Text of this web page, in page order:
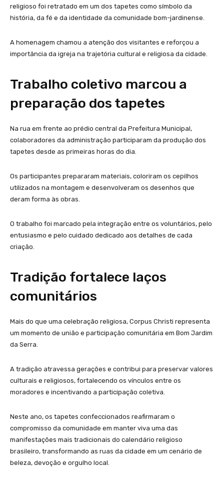
religioso foi retratado em um dos tapetes como símbolo da
história, da fé e da identidade da comunidade bom-jardinense.
A homenagem chamou a atenção dos visitantes e reforçou a
importância da igreja na trajetória cultural e religiosa da cidade.
Trabalho coletivo marcou a
preparação dos tapetes
Na rua em frente ao prédio central da Prefeitura Municipal,
colaboradores da administração participaram da produção dos
tapetes desde as primeiras horas do dia.
Os participantes prepararam materiais, coloriram os cepilhos
utilizados na montagem e desenvolveram os desenhos que
deram forma às obras.
O trabalho foi marcado pela integração entre os voluntários, pelo
entusiasmo e pelo cuidado dedicado aos detalhes de cada
criação.
Tradição fortalece laços
comunitários
Mais do que uma celebração religiosa, Corpus Christi representa
um momento de união e participação comunitária em Bom Jardim
da Serra.
A tradição atravessa gerações e contribui para preservar valores
culturais e religiosos, fortalecendo os vínculos entre os
moradores e incentivando a participação coletiva.
Neste ano, os tapetes confeccionados reafirmaram o
compromisso da comunidade em manter viva uma das
manifestações mais tradicionais do calendário religioso
brasileiro, transformando as ruas da cidade em um cenário de
beleza, devoção e orgulho local.